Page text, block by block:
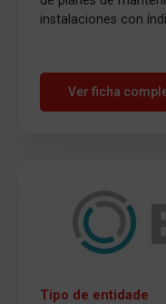
instalaciones con
Ver ficha
Tipo de entidade